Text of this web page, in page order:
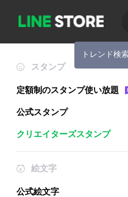
トレンド検
スタンプ
定額制のスタンプ使い放題
公式スタンプ
クリエイターズスタンプ
絵文字
公式絵文字